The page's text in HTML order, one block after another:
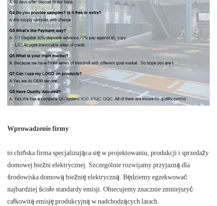
Wprowadzenie firmy
to chińska firma specjalizująca się w projektowaniu, produkcji i sprzedaży
domowej bieżni elektrycznej. Szczególnie rozwijamy przyjazną dla
środowiska domową bieżnię elektryczną. Będziemy egzekwować
najbardziej ścisłe standardy emisji. Obiecujemy znacznie zmniejszyć
całkowitą emisję produkcyjną w nadchodzących latach.